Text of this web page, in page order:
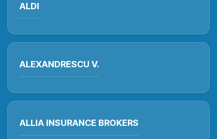
ALDI
ALEXANDRESCU V.
ALLIA INSURANCE BROKERS